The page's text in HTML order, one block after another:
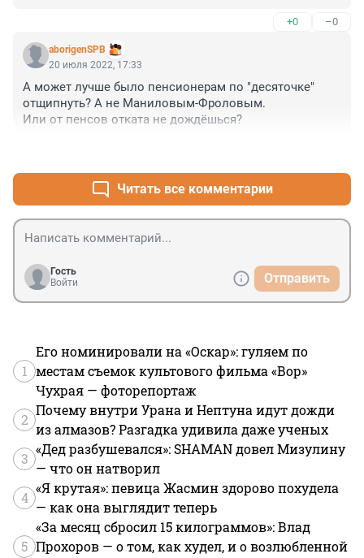
+0 –0
aborigenSPB
20 июля 2022, 17:33
А может лучше было пенсионерам по "десяточке"
отщипнуть? А не Маниловым-Фроловым.
Или от пенсов отката не дождёшься?
Читать все комментарии
Гость
Войти
Отправить
1
Его номинировали на «Оскар»: гуляем по
местам съемок культового фильма «Вор»
Чухрая — фоторепортаж
2
Почему внутри Урана и Нептуна идут дожди
из алмазов? Разгадка удивила даже ученых
3
«Дед разбушевался»: SHAMAN довел Мизулину
— что он натворил
4
«Я крутая»: певица Жасмин здорово похудела
— как она выглядит теперь
5
«За месяц сбросил 15 килограммов»: Влад
Прохоров — о том, как худел, и о возлюбленной